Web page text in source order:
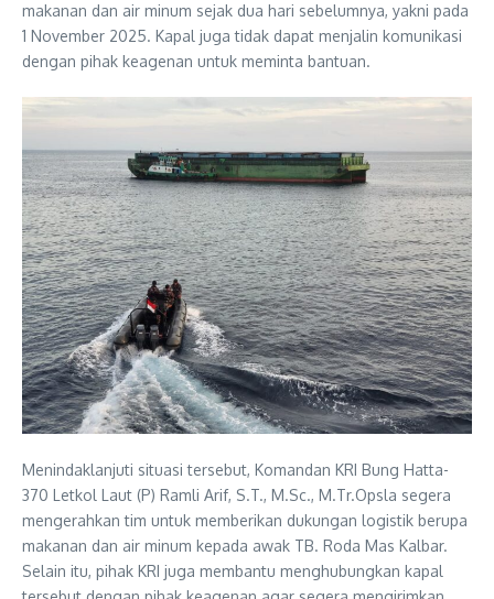
makanan dan air minum sejak dua hari sebelumnya, yakni pada
1 November 2025. Kapal juga tidak dapat menjalin komunikasi
dengan pihak keagenan untuk meminta bantuan.
Menindaklanjuti situasi tersebut, Komandan KRI Bung Hatta-
370 Letkol Laut (P) Ramli Arif, S.T., M.Sc., M.Tr.Opsla segera
mengerahkan tim untuk memberikan dukungan logistik berupa
makanan dan air minum kepada awak TB. Roda Mas Kalbar.
Selain itu, pihak KRI juga membantu menghubungkan kapal